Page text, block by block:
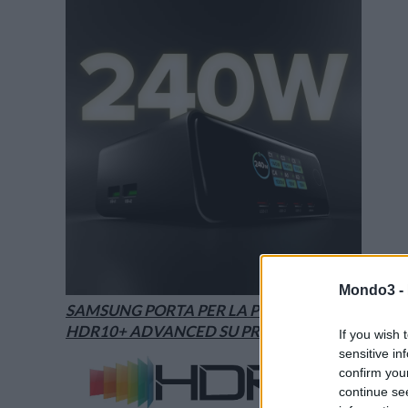
Mondo3 -
If you wish
sensitive
confirm
continue
SAMSUNG PORTA PER LA PRIMA VOLTA
HDR10+ ADVANCED SU PRIME VIDEO